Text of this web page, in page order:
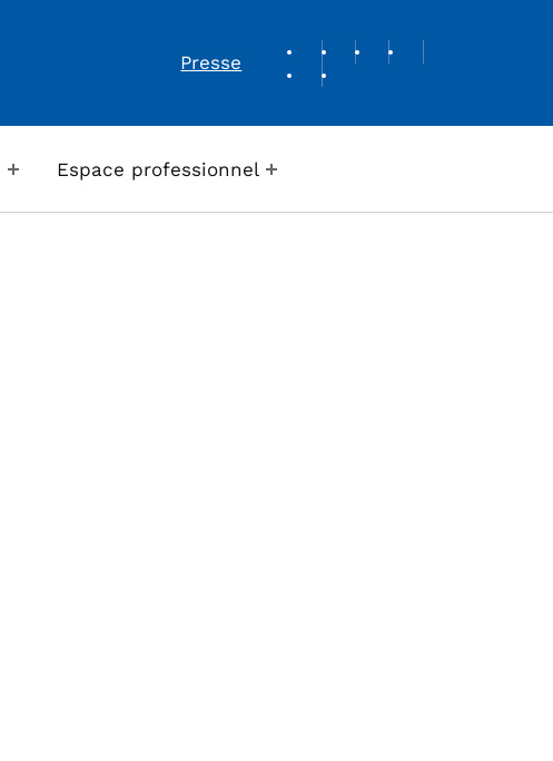
Presse
REVUE DE PRESSE
Espace professionnel